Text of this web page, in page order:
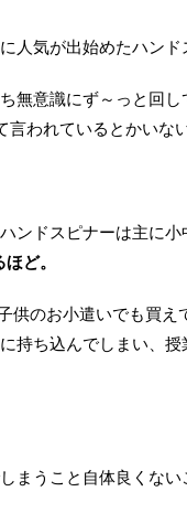
人気が出始めたハンド
無意識にず～っと回
言われているとかいな
ンドスピナーは主に
ど。
のお小遣いでも買え
持ち込んでしまい、
まうこと自体良くな